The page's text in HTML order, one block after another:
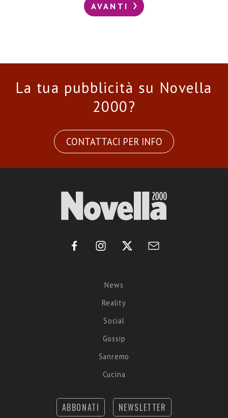
AVANTI
La tua pubblicità su Novella
2000?
CONTATTACI PER INFO
News
Reality
Social
Gossip
Sanremo
Cucina
ABBONATI NEWSLETTER